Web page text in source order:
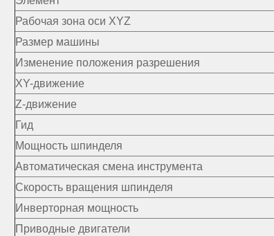
Рабочая зона оси XYZ
Размер машины
Изменение положения разрешения
XY-движение
Z-движение
Гид
Мощность шпинделя
Автоматическая смена инструмента
Скорость вращения шпинделя
Инверторная мощность
Приводные двигатели